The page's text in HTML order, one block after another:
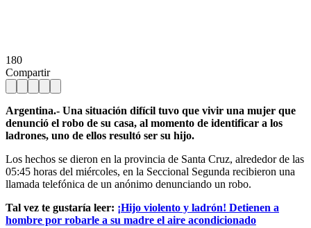
180
Compartir
Argentina.- Una situación difícil tuvo que vivir una mujer que
denunció el robo de su casa, al momento de identificar a los
ladrones, uno de ellos resultó ser su hijo.
Los hechos se dieron en la provincia de Santa Cruz, alrededor de las
05:45 horas del miércoles, en la Seccional Segunda recibieron una
llamada telefónica de un anónimo denunciando un robo.
Tal vez te gustaría leer: ¡Hijo violento y ladrón! Detienen a
hombre por robarle a su madre el aire acondicionado